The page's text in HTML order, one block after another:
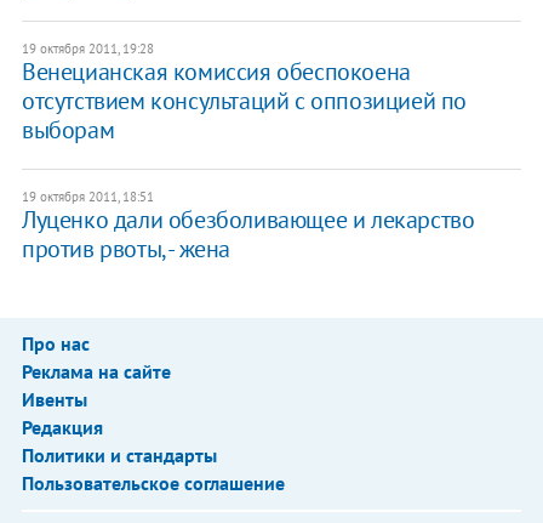
19 октября 2011, 19:28
Венецианская комиссия обеспокоена
отсутствием консультаций с оппозицией по
выборам
19 октября 2011, 18:51
Луценко дали обезболивающее и лекарство
против рвоты, - жена
Про нас
Реклама на сайте
Ивенты
Редакция
Политики и стандарты
Пользовательское соглашение